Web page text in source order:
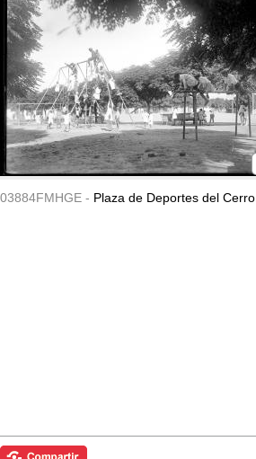
03884FMHGE - Plaza de Deportes del Cerro.